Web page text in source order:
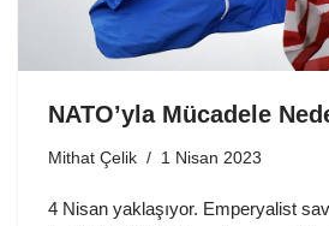
NATO’yla Mücadele
Mithat Çelik 1 Nisan 2023
4 Nisan yaklaşıyor. Emperyalist